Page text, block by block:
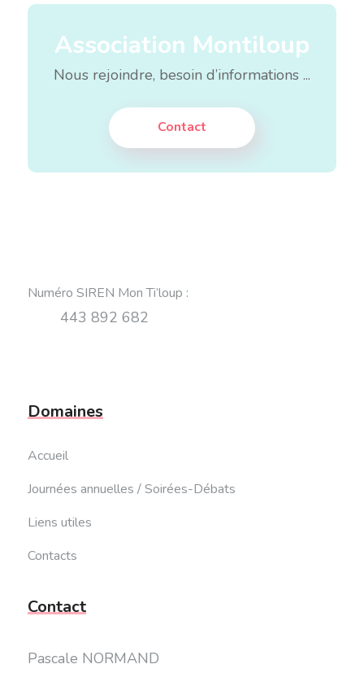
Association Montiloup
Nous rejoindre, besoin d’informations ...
Contact
Numéro SIREN Mon Ti’loup :
443 892 682
Domaines
Accueil
Journées annuelles / Soirées-Débats
Liens utiles
Contacts
Contact
Pascale NORMAND